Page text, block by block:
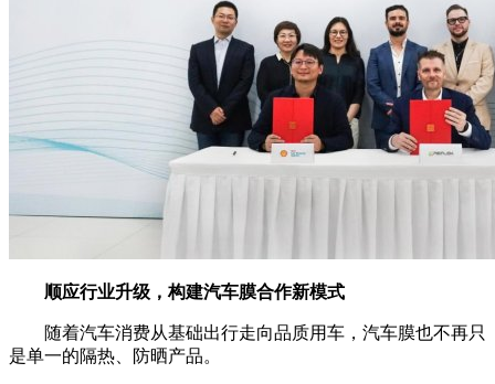
顺应行业升级，构建汽车膜合作新模式
随着汽车消费从基础出行走向品质用车，汽车膜也不再只
是单一的隔热、防晒产品。